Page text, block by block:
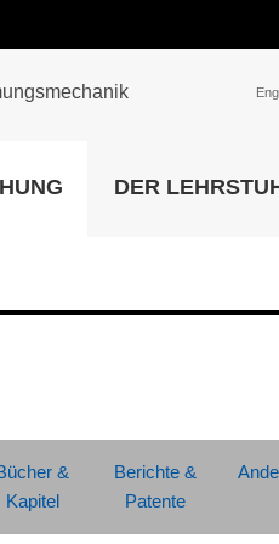
Universitätsbibliothek
DER
&
Kapitel
Berichte &
Patente